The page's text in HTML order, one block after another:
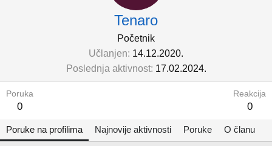
Tenaro
Početnik
Učlanjen 14.12.2020.
Poslednja aktivnost 17.02.2024.
Poruka
0
Reakcija
0
Poruke na profilima Najnovije aktivnosti Poruke O članu